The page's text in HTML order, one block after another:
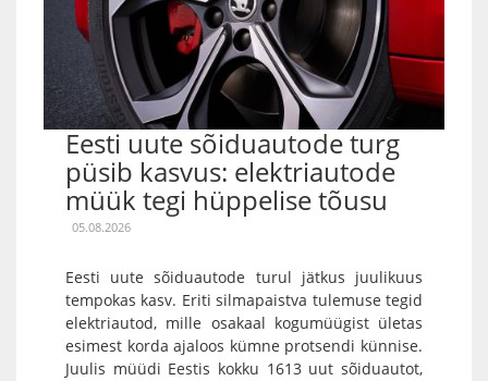
Eesti uute sõiduautode turg
püsib kasvus: elektriautode
müük tegi hüppelise tõusu
05.08.2026
Eesti uute sõiduautode turul jätkus juulikuus
tempokas kasv. Eriti silmapaistva tulemuse tegid
elektriautod, mille osakaal kogumüügist ületas
esimest korda ajaloos kümne protsendi künnise.
Juulis müüdi Eestis kokku 1613 uut sõiduautot,